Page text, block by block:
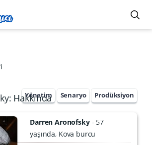
Hakkında Prodüksiyon
Senaryo
Yönetim
Darren Aronofsky
57
yaşında Kova burcu